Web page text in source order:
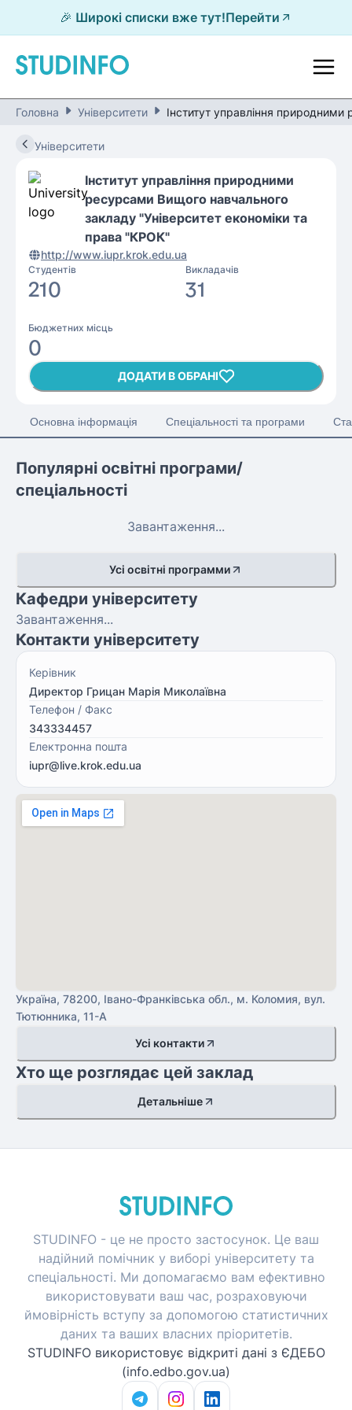
🎉 Широкі списки вже тут!Перейти
Головна Університети Інститут управління
Університети
Інститут управління природними
ресурсами Вищого навчального
закладу "Університет економіки та
права "КРОК"
http://www.iupr.krok.edu.ua
Студентів
210
Викладачів
31
Бюджетних місць
0
ДОДАТИ В ОБРАНІ
Основна інформація Спеціальності та програми
Популярні освітні програми/
спеціальності
Завантаження...
Усі освітні программи
Кафедри університету
Завантаження...
Контакти університету
Керівник
Директор Грицан Марія Миколаївна
Телефон / Факс
343334457
Електронна пошта
iupr@live.krok.edu.ua
Україна, 78200, Івано-Франківська обл., м. Коломия, вул.
Тютюнника, 11-А
Усі контакти
Хто ще розглядає цей заклад
Детальніше
STUDINFO - це не просто застосунок. Це ваш
надійний помічник у виборі університету та
спеціальності. Ми допомагаємо вам ефективно
використовувати ваш час, розраховуючи
ймовірність вступу за допомогою статистичних
даних та ваших власних пріоритетів.
STUDINFO використовує відкриті дані з ЄДЕБО
(info.edbo.gov.ua)